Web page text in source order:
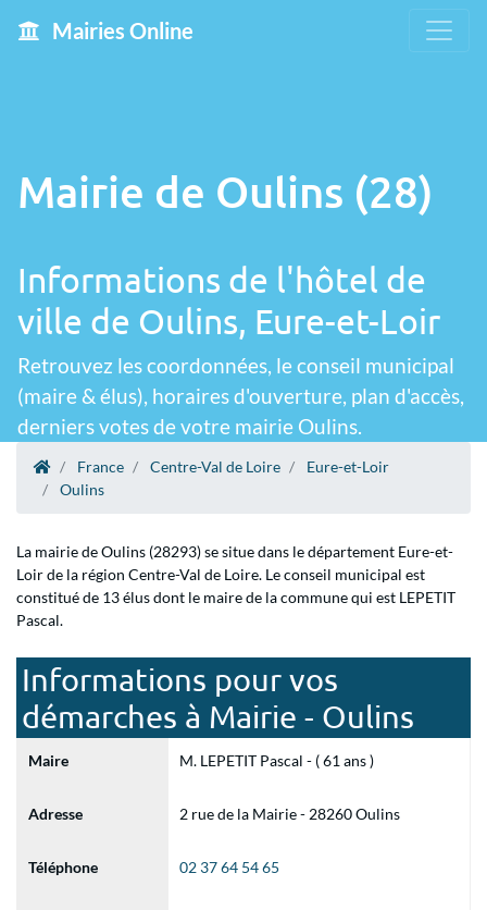
Mairies Online
Mairie de Oulins (28)
Informations de l'hôtel de
ville de Oulins, Eure-et-Loir
Retrouvez les coordonnées, le conseil municipal
(maire & élus), horaires d'ouverture, plan d'accès,
derniers votes de votre mairie Oulins.
France Centre-Val de Loire
Eure-et-Loir
Oulins
La mairie de Oulins (28293) se situe dans le département Eure-et-
Loir de la région Centre-Val de Loire. Le conseil municipal est
constitué de 13 élus dont le maire de la commune qui est LEPETIT
Pascal.
Informations pour vos
démarches à Mairie - Oulins
Maire M. LEPETIT Pascal - ( 61 ans )
Adresse 2 rue de la Mairie - 28260 Oulins
Téléphone 02 37 64 54 65